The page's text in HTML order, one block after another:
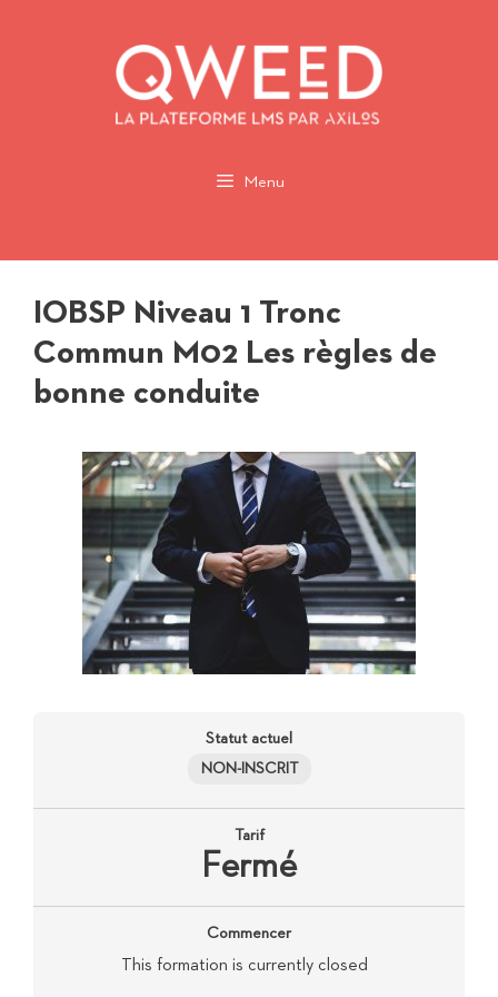
Menu
IOBSP Niveau 1 Tronc
Commun M02 Les règles de
bonne conduite
Statut actuel
NON-INSCRIT
Tarif
Fermé
Commencer
This formation is currently closed